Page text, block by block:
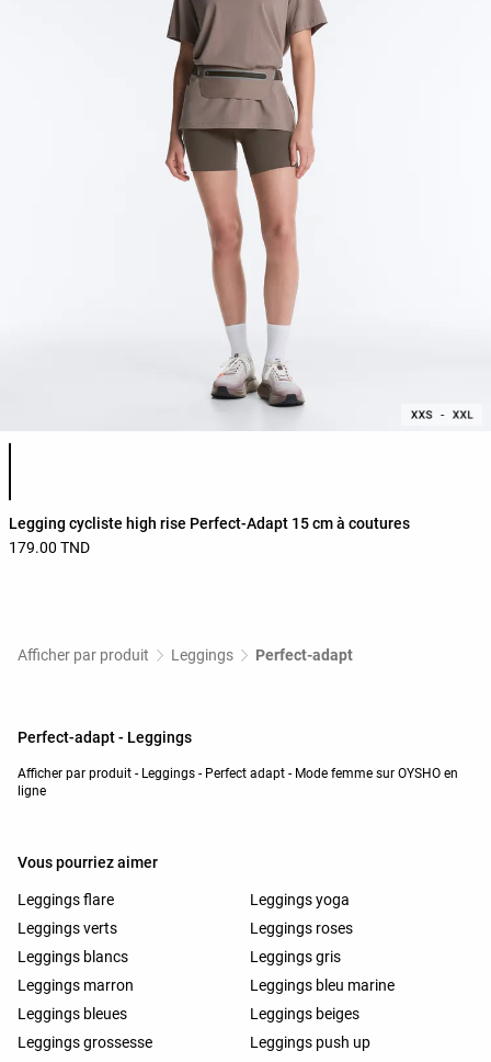
Liste des couleurs du produit
Legging cycliste high rise Perfect-Adapt 15 cm à coutures
179.00 TND
Afficher par produit Leggings Perfect-adapt
Perfect-adapt - Leggings
Afficher par produit - Leggings - Perfect adapt - Mode femme sur OYSHO en
ligne
Vous pourriez aimer
Leggings flare
Leggings yoga
Leggings verts
Leggings roses
Leggings blancs
Leggings gris
Leggings marron
Leggings bleu marine
Leggings bleues
Leggings beiges
Leggings grossesse
Leggings push up